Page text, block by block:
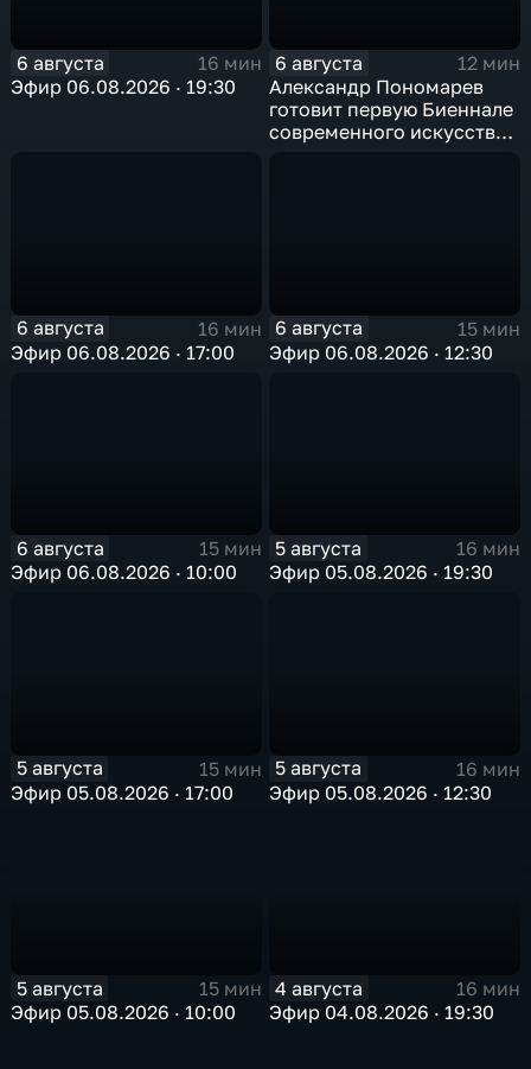
6 августа
16 мин
Эфир 06.08.2026 · 19:30
6 августа
12 мин
Александр Пономарев
готовит первую Биеннале
современного искусства
6 августа
16 мин
Эфир 06.08.2026 · 17:00
6 августа
15 мин
Эфир 06.08.2026 · 12:30
6 августа
15 мин
Эфир 06.08.2026 · 10:00
5 августа
16 мин
Эфир 05.08.2026 · 19:30
5 августа
15 мин
Эфир 05.08.2026 · 17:00
5 августа
16 мин
Эфир 05.08.2026 · 12:30
5 августа
15 мин
Эфир 05.08.2026 · 10:00
4 августа
16 мин
Эфир 04.08.2026 · 19:30